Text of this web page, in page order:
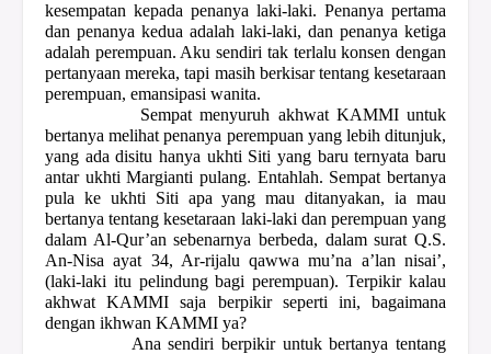
kesempatan kepada penanya laki-laki. Penanya pertama
dan penanya kedua adalah laki-laki, dan penanya ketiga
adalah perempuan. Aku sendiri tak terlalu konsen dengan
pertanyaan mereka, tapi masih berkisar tentang kesetaraan
perempuan, emansipasi wanita.
Sempat menyuruh akhwat KAMMI untuk
bertanya melihat penanya perempuan yang lebih ditunjuk,
yang ada disitu hanya ukhti Siti yang baru ternyata baru
antar ukhti Margianti pulang. Entahlah. Sempat bertanya
pula ke ukhti Siti apa yang mau ditanyakan, ia mau
bertanya tentang kesetaraan laki-laki dan perempuan yang
dalam Al-Qur’an sebenarnya berbeda, dalam surat Q.S.
An-Nisa ayat 34, Ar-rijalu qawwa mu’na a’lan nisai’,
(laki-laki itu pelindung bagi perempuan). Terpikir kalau
akhwat KAMMI saja berpikir seperti ini, bagaimana
dengan ikhwan KAMMI ya?
Ana sendiri berpikir untuk bertanya tentang